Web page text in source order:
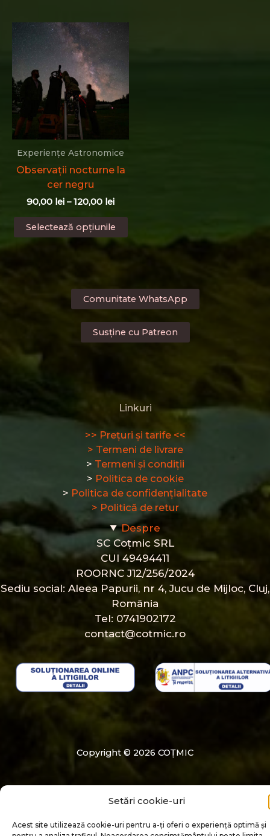
Setări cookie-uri
Acest site utilizează cookie-uri pentru a-ți oferi o experiență optimă și
Experiențe Astronomice
Observații nocturne la
cer negru
90,00 lei – 120,00 leiInterval
prețuri:
90,00 lei
Selectează opțiunile
Acest
are
variații.
Opțiunile
pot
fi
Comunitate WhatsApp
Susține cu Patreon
Linkuri
>> Prețuri și tarife <<
> Termeni de livrare
> Termeni și condiții
> Politica de cookie
> Politica de confidențialitate
> Politică de retur
Despre
SC Coțmic SRL
CUI 49494411
ROORNC J12/256/2024
Sediu social: Aleea Papurii, nr 4, Jucu de Mijloc, Cluj,
România
Tel: 0741902172
contact@cotmic.ro
Copyright © 2026 COȚMIC